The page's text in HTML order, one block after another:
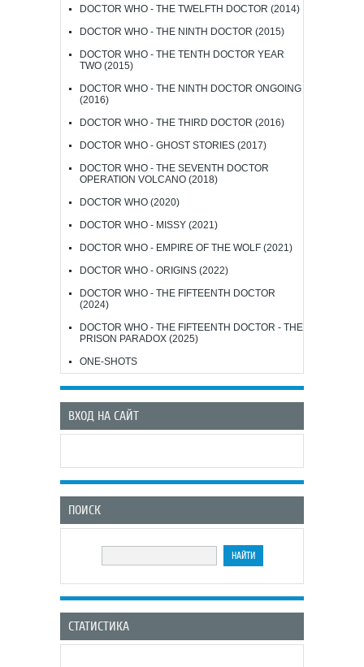
DOCTOR WHO - THE TWELFTH DOCTOR (2014)
DOCTOR WHO - THE NINTH DOCTOR (2015)
DOCTOR WHO - THE TENTH DOCTOR YEAR
TWO (2015)
DOCTOR WHO - THE NINTH DOCTOR ONGOING
(2016)
DOCTOR WHO - THE THIRD DOCTOR (2016)
DOCTOR WHO - GHOST STORIES (2017)
DOCTOR WHO - THE SEVENTH DOCTOR
OPERATION VOLCANO (2018)
DOCTOR WHO (2020)
DOCTOR WHO - MISSY (2021)
DOCTOR WHO - EMPIRE OF THE WOLF (2021)
DOCTOR WHO - ORIGINS (2022)
DOCTOR WHO - THE FIFTEENTH DOCTOR
(2024)
DOCTOR WHO - THE FIFTEENTH DOCTOR - THE
PRISON PARADOX (2025)
ONE-SHOTS
ВХОД НА САЙТ
ПОИСК
СТАТИСТИКА